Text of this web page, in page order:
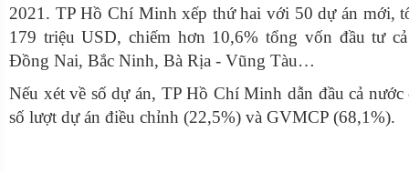
2021. TP Hồ Chí Minh xếp thứ hai với 50 dự án mới,
179 triệu USD, chiếm hơn 10,6% tổng vốn đầu tư
Đồng Nai, Bắc Ninh, Bà Rịa - Vũng Tàu…
Nếu xét về số dự án, TP Hồ Chí Minh dẫn đầu cả
số lượt dự án điều chỉnh (22,5%) và GVMCP (68,1%).